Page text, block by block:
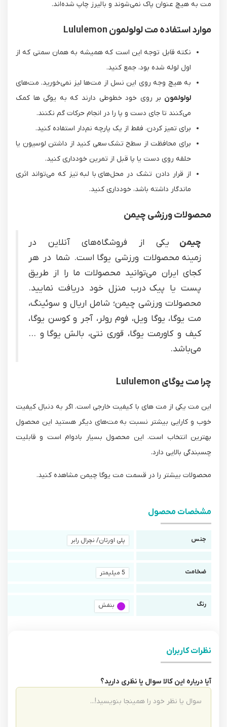
مت به هیچ عنوان پاک نمی‌شوند و با لیرز چاپ شده‌اند.
موارد استفاده مت لولولمون Lululemon
نکته قابل توجه این است که همیشه به همان سمتی که از
اول لوله شده بود، جمع کنید.
به هیچ وجه روی این نسل از مت‌ها لیز نمی‌خورید. مت‌های
لولولمون بر روی خود خطوطی دارند که به یوگی ها کمک
می‌کنند تا جای دست و‌ پا را در انجام حرکات گم نکنند.
برای تمیز کردن، فقط از یک پارچه نم‌دار استفاده کنید.
برای محافظت از سطح تشک سعی کنید از داشتن لوسیون یا
حلقه روی دست یا پا قبل از تمرین خودداری کنید.
از قرار دادن تشک در محل‌های با لبه تیز که می‌تواند اثری
ماندگار داشته باشد، خودداری کنید.
محصولات ورزشی چیمن
چیمن یکی از فروشگاه‌های آنلاین در
زمینه محصولات ورزشی یوگا است. شما در هر
کجای ایران می‌توانید محصولات ما را از طریق
پست یا پیک درب منزل خود دریافت نمایید.
محصولات ورزشی چیمن؛ شامل اریال و سوئینگ،
مت یوگا، یوگا ویل، فوم رولر، آجر و کوسن یوگا،
کیف و کاورمت یوگا، قوری نتی، بالش یوگا و ...
می‌باشد.
چرا مت یوگای Lululemon
این مت یکی از مت های با کیفیت خارجی است. اگر به دنبال کیفیت
خوب و کارایی بیشتر نسبت به مت‌های دیگر هستید این محصول
بهترین انتخاب است. این محصول بسیار بادوام است و قابلیت
چسبندگی بالایی دارد.
محصولات بیشتر را در قسمت مت یوگا چیمن مشاهده کنید.
مشخصات محصول
جنس پلی اورتان/ نچرال رابر
ضخامت 5 میلیمتر
رنگ بنفش
نظرات کاربران
آیا درباره این کالا سوال یا نظری دارید؟